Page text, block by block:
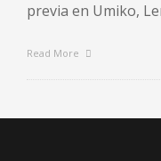
previa en Umiko,
Read More